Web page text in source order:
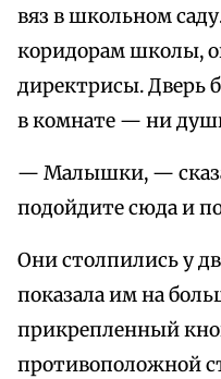
вяз в школьном
коридорам школы,
директрисы. Дверь
в комнате — ни
— Малышки, —
подойдите сюда и
Они столпились у
показала им на
прикрепленный
противоположной